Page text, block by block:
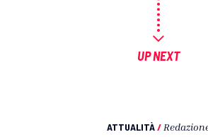
UP NEXT
ATTUALITÀ/